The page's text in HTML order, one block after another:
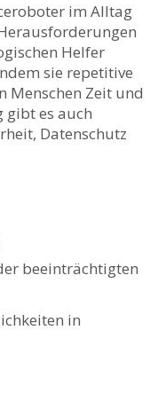
im Alltag
Helfer
sie repetitive
Menschen Zeit und
gibt es ‍auch
Datenschutz
beeinträchtigten
in